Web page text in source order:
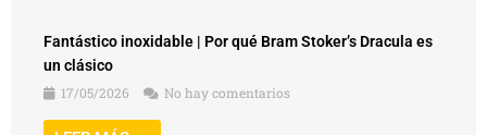
Fantástico inoxidable | Por qué Bram Stoker’s Dracula es
un clásico
17/05/2026
No hay comentarios